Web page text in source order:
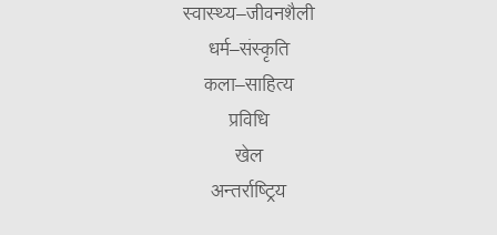
स्वास्थ्य–जीवनशैली
धर्म–संस्कृति
कला–साहित्य
प्रविधि
खेल
अन्तर्राष्ट्रिय